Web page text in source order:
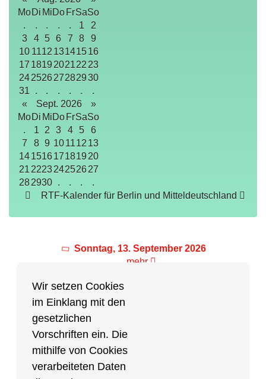
Wir setzen Cookies
im Einklang mit den
gesetzlichen
Vorschriften ein. Die
mithilfe von Cookies
verarbeiteten Daten
MoDi MiDo FrSaSo
.
. . . . 1
2
3
4 5 6 7 8
9
10 1112 13141516
17 1819 202122 23
24252627282930
31
. . . . .
.
«
Sept. 2026
»
MoDi MiDo FrSaSo
.
1 2 3 4 5
6
7
8 9 10 1112 13
141516171819 20
21 222324252627
282930 . . .
.
RTF-Kalender für Berlin und Mitteldeutschland
Sonntag, 13. September 2026
mehr
Partner des Breitensports